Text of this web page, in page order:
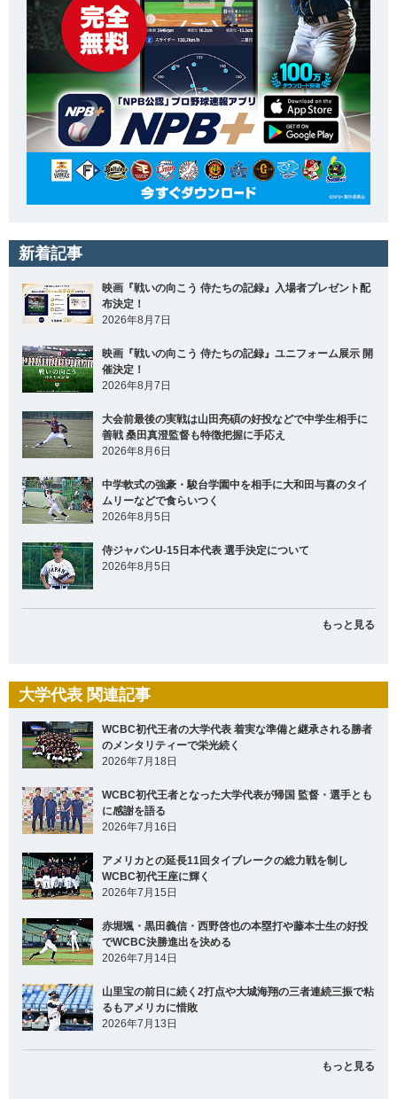
新着記事
映画『戦いの向こう 侍たちの記録』入場者プレゼント配
布決定！
2026年8月7日
映画『戦いの向こう 侍たちの記録』ユニフォーム展示 開
催決定！
2026年8月7日
大会前最後の実戦は山田亮碩の好投などで中学生相手に
善戦 桑田真澄監督も特徴把握に手応え
2026年8月6日
中学軟式の強豪・駿台学園中を相手に大和田与喜のタイ
ムリーなどで食らいつく
2026年8月5日
侍ジャパンU-15日本代表 選手決定について
2026年8月5日
もっと見る
大学代表 関連記事
WCBC初代王者の大学代表 着実な準備と継承される勝者
のメンタリティーで栄光続く
2026年7月18日
WCBC初代王者となった大学代表が帰国 監督・選手とも
に感謝を語る
2026年7月16日
アメリカとの延長11回タイブレークの総力戦を制し
WCBC初代王座に輝く
2026年7月15日
赤堀颯・黒田義信・西野啓也の本塁打や藤本士生の好投
でWCBC決勝進出を決める
2026年7月14日
山里宝の前日に続く2打点や大城海翔の三者連続三振で粘
るもアメリカに惜敗
2026年7月13日
もっと見る